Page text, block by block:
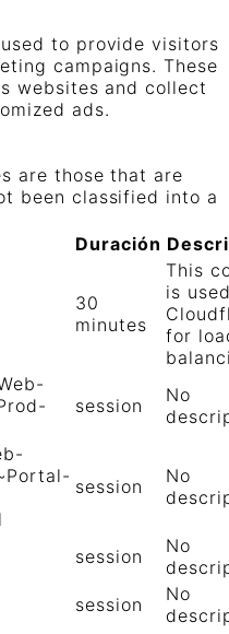
to provide visitors
campaigns. These
websites and collect
ads.
are those that are
been classified into a
Duración
30
minutes
This
is
for
session
No
session
No
session
No
session
No